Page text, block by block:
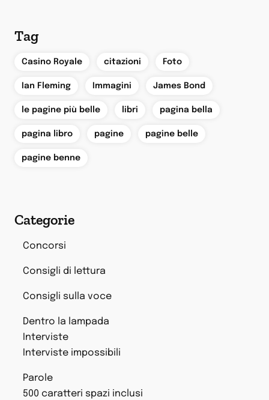
Tag
Casino Royale citazioni Foto
Ian Fleming Immagini James Bond
le pagine più belle libri pagina bella
pagina libro pagine pagine belle
pagine benne
Categorie
Concorsi
Consigli di lettura
Consigli sulla voce
Dentro la lampada
Interviste
Interviste impossibili
Parole
500 caratteri spazi inclusi